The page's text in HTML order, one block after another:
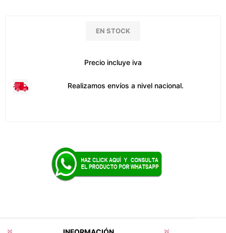
EN STOCK
Precio incluye iva
Realizamos envíos a nivel nacional.